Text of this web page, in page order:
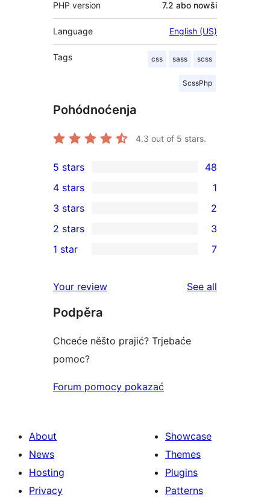
PHP version 7.2 abo nowši
Language English (US)
Tags css sass scss
ScssPhp
Pohódnoćenja
4.3 out of 5 stars.
48
5-
star
reviews
5 stars 48
4-
star
review
4 stars 1
2
3-
star
3 stars 2
2-
reviews
2 stars 3
star
reviews
1 star 7
Your review See all
Podpěra
Chceće něšto prajić? Trjebaće
pomoc?
Forum pomocy pokazać
About
News
Hosting
Privacy
Showcase
Themes
Plugins
Patterns